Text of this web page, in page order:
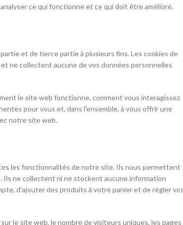
ce qui fonctionne et ce qui doit être amélioré.
et de tierce partie à plusieurs fins. Les cookies de
ne collectent aucune de vos données personnelles
le site web fonctionne, comment vous interagissez
pour vous et, dans l’ensemble, à vous offrir une
notre site web.
les fonctionnalités de notre site. Ils nous permettent
ne collectent ni ne stockent aucune information
d’ajouter des produits à votre panier et de régler vos
le site web, le nombre de visiteurs uniques, les pages